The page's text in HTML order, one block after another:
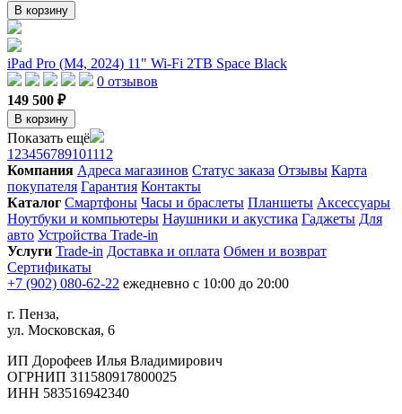
В корзину
iPad Pro (M4, 2024) 11" Wi-Fi 2TB Space Black
0 отзывов
149 500 ₽
В корзину
Показать ещё
1 23456789101112
Компания Адреса магазинов Статус заказа Отзывы Карта
покупателя Гарантия Контакты
Каталог Смартфоны Часы и браслеты Планшеты Аксессуары
Ноутбуки и компьютеры Наушники и акустика Гаджеты Для
авто Устройства Trade-in
Услуги Trade-in Доставка и оплата Обмен и возврат
Сертификаты
+7 (902) 080-62-22 ежедневно с 10:00 до 20:00
г. Пенза,
ул. Московская, 6
ИП Дорофеев Илья Владимирович
ОГРНИП 311580917800025
ИНН 583516942340